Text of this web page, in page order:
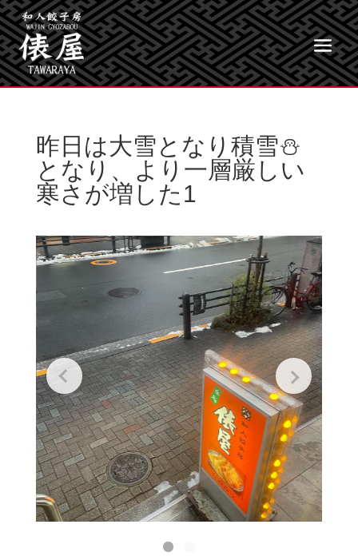
昨日は大雪となり積雪⛄️
となり、より一層厳しい
寒さが増した1